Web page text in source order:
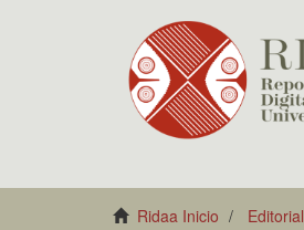
Ridaa Inicio Editorial